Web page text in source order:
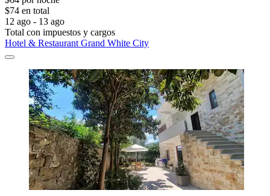
$74 en total
12 ago - 13 ago
Total con impuestos y cargos
Hotel & Restaurant Grand White City